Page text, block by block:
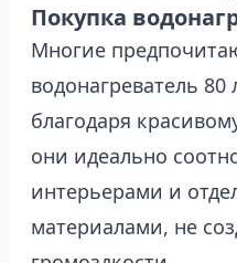
Покупка
Многие
водонагреватель
благодаря
они идеально
интерьерами и
материалами, не